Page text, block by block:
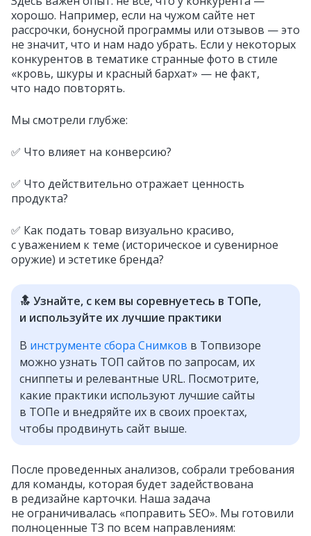
хорошо. Например, если на чужом сайте нет
рассрочки, бонусной программы или отзывов — это
не значит, что и нам надо убрать. Если у некоторых
конкурентов в тематике странные фото в стиле
«кровь, шкуры и красный бархат» — не факт,
что надо повторять.
Мы смотрели глубже:
✅ Что влияет на конверсию?
✅ Что действительно отражает ценность
продукта?
✅ Как подать товар визуально красиво,
с уважением к теме (историческое и сувенирное
оружие) и эстетике бренда?
🔝 Узнайте, с кем вы соревнуетесь в ТОПе,
и используйте их лучшие практики
В инструменте сбора Снимков в Топвизоре
можно узнать ТОП сайтов по запросам, их
сниппеты и релевантные URL. Посмотрите,
какие практики используют лучшие сайты
в ТОПе и внедряйте их в своих проектах,
чтобы продвинуть сайт выше.
После проведенных анализов, собрали требования
для команды, которая будет задействована
в редизайне карточки. Наша задача
не ограничивалась «поправить SEO». Мы готовили
полноценные ТЗ по всем направлениям: